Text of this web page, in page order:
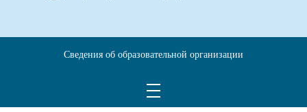
режиме при подаче обращения через электронную форму. Номер
указывали при подаче обращения в электронной форме.
Сведения об образовательной организации